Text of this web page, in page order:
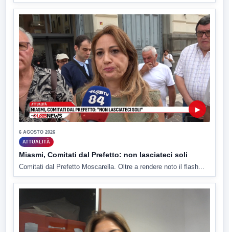
▶
6 AGOSTO 2026
ATTUALITÀ
Miasmi, Comitati dal Prefetto: non lasciateci soli
Comitati dal Prefetto Moscarella. Oltre a rendere noto il flash...